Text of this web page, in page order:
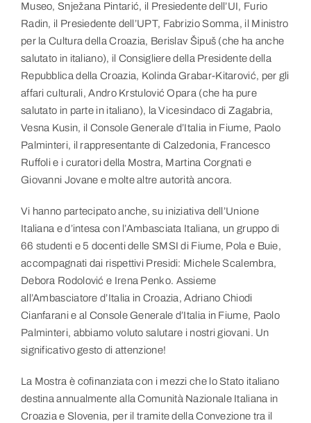
Museo, Snježana Pintarić, il Presiedente dell’UI, Furio
Radin, il Presiedente dell’UPT, Fabrizio Somma, il Ministro
per la Cultura della Croazia, Berislav Šipuš (che ha anche
salutato in italiano), il Consigliere della Presidente della
Repubblica della Croazia, Kolinda Grabar-Kitarović, per gli
affari culturali, Andro Krstulović Opara (che ha pure
salutato in parte in italiano), la Vicesindaco di Zagabria,
Vesna Kusin, il Console Generale d’Italia in Fiume, Paolo
Palminteri, il rappresentante di Calzedonia, Francesco
Ruffoli e i curatori della Mostra, Martina Corgnati e
Giovanni Jovane e molte altre autorità ancora.
Vi hanno partecipato anche, su iniziativa dell’Unione
Italiana e d’intesa con l’Ambasciata Italiana, un gruppo di
66 studenti e 5 docenti delle SMSI di Fiume, Pola e Buie,
accompagnati dai rispettivi Presidi: Michele Scalembra,
Debora Rodolović e Irena Penko. Assieme
all’Ambasciatore d’Italia in Croazia, Adriano Chiodi
Cianfarani e al Console Generale d’Italia in Fiume, Paolo
Palminteri, abbiamo voluto salutare i nostri giovani. Un
significativo gesto di attenzione!
La Mostra è cofinanziata con i mezzi che lo Stato italiano
destina annualmente alla Comunità Nazionale Italiana in
Croazia e Slovenia, per il tramite della Convezione tra il